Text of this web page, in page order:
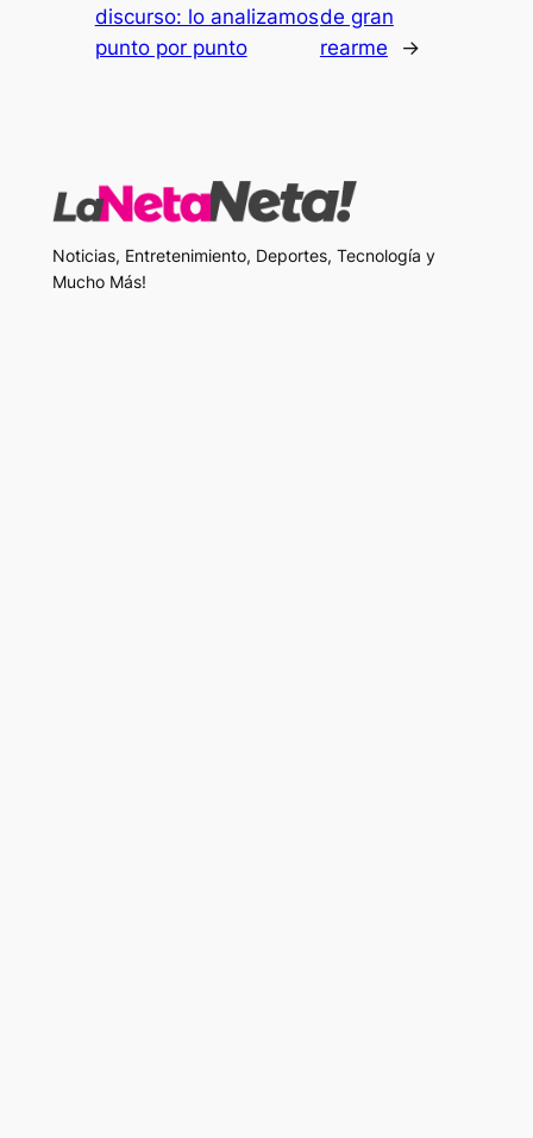
discurso: lo analizamos
punto por punto
de gran
rearme
→
Noticias, Entretenimiento, Deportes, Tecnología y
Mucho Más!